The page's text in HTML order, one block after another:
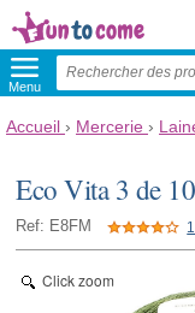
Menu
Accueil › Mercerie ›
Eco Vita 3 de
Ref: E8FM
Click zoom